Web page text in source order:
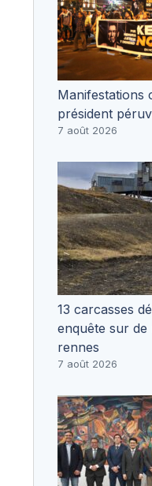
Manifestations
président
7 août 2026
13 carcasses
enquête sur de
rennes
7 août 2026